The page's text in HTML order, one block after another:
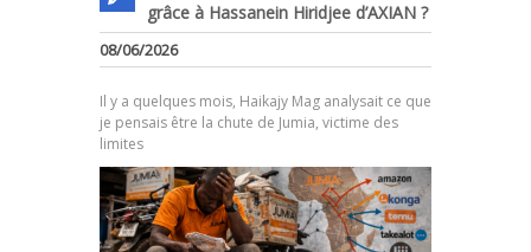
grâce à Hassanein Hiridjee d’AXIAN ?
08/06/2026
Il y a quelques mois, Haikajy Mag analysait ce que
je pensais être la chute de Jumia, victime des
limites